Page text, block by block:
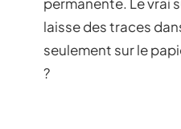
laisse des traces
seulement sur le
?